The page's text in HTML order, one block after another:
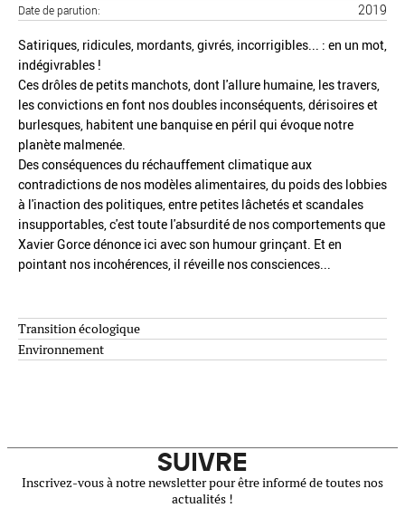
Transition écologique
Environnement
Date de parution 2019
Satiriques, ridicules, mordants, givrés, incorrigibles... : en un mot,
indégivrables !
Ces drôles de petits manchots, dont l'allure humaine, les travers,
les convictions en font nos doubles inconséquents, dérisoires et
burlesques, habitent une banquise en péril qui évoque notre
planète malmenée.
Des conséquences du réchauffement climatique aux
contradictions de nos modèles alimentaires, du poids des lobbies
à l'inaction des politiques, entre petites lâchetés et scandales
insupportables, c'est toute l'absurdité de nos comportements que
Xavier Gorce dénonce ici avec son humour grinçant. Et en
pointant nos incohérences, il réveille nos consciences...
SUIVRE
Inscrivez-vous à notre newsletter pour être informé de toutes nos
actualités !